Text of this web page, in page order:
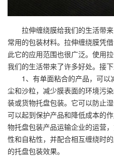
拉伸缠绕膜给我们的生活带
常用的包装材料。拉伸缠绕膜凭
此它的应用范围也很广泛。使用
我们的生活带来了许多好处。接
1、有单面粘合的产品，可以
尘和沙粒，减少膜表面的环境污
装或货物托盘包装。它可以防止
可以起到保护产品和降低成本的
物托盘包装产品运输企业的运营
性和自粘性，并配合相互缠绕时
的托盘包装效果。